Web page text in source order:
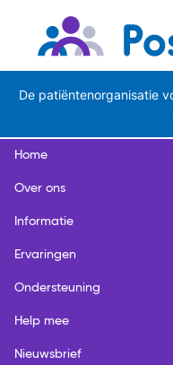
De patiëntenorganisatie
Home
Over ons
Informatie
Ervaringen
Ondersteuning
Help mee
Nieuwsbrief